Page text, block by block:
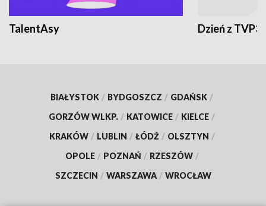
TalentAsy Dzień z TVP3
BIAŁYSTOK / BYDGOSZCZ / GDAŃSK /
GORZÓW WLKP. / KATOWICE / KIELCE /
KRAKÓW / LUBLIN / ŁÓDŹ / OLSZTYN /
OPOLE / POZNAŃ / RZESZÓW /
SZCZECIN / WARSZAWA / WROCŁAW